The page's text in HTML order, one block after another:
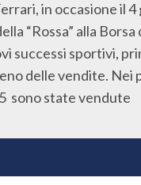
in occasione il 4
“Rossa” alla
successi sportivi,
delle vendite. Nei
sono state vendute